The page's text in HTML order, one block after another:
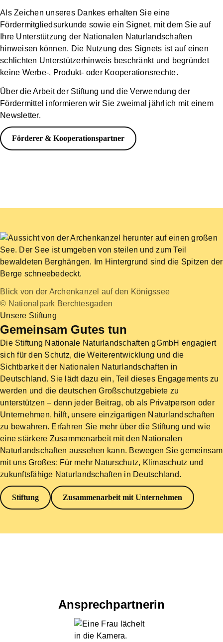
Als Zeichen unseres Dankes erhalten Sie eine
Fördermitgliedsurkunde sowie ein Signet, mit dem Sie auf
Ihre Unterstützung der Nationalen Naturlandschaften
hinweisen können. Die Nutzung des Signets ist auf einen
schlichten Unterstützerhinweis beschränkt und begründet
keine Werbe-, Produkt- oder Kooperationsrechte.
Über die Arbeit der Stiftung und die Verwendung der
Fördermittel informieren wir Sie zweimal jährlich mit einem
Newsletter.
Förderer & Kooperationspartner
Blick von der Archenkanzel auf den Königssee
© Nationalpark Berchtesgaden
Unsere Stiftung
Gemeinsam Gutes tun
Die Stiftung Nationale Naturlandschaften gGmbH engagiert
sich für den Schutz, die Weiterentwicklung und die
Sichtbarkeit der Nationalen Naturlandschaften in
Deutschland. Sie lädt dazu ein, Teil dieses Engagements zu
werden und die deutschen Großschutzgebiete zu
unterstützen – denn jeder Beitrag, ob als Privatperson oder
Unternehmen, hilft, unsere einzigartigen Naturlandschaften
zu bewahren. Erfahren Sie mehr über die Stiftung und wie
eine stärkere Zusammenarbeit mit den Nationalen
Naturlandschaften aussehen kann. Bewegen Sie gemeinsam
mit uns Großes: Für mehr Naturschutz, Klimaschutz und
zukunftsfähige Naturlandschaften in Deutschland.
Stiftung Zusammenarbeit mit Unternehmen
Ansprechpartnerin